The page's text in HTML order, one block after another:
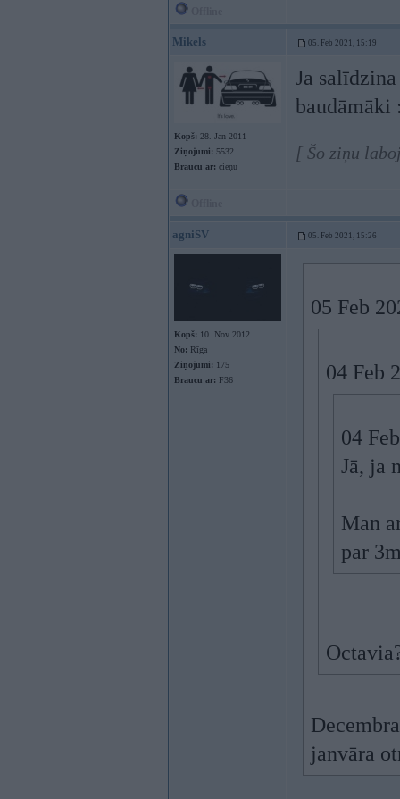
Mikels 05. Feb 2021, 15:19
Kopš: 28. Jan 2011
Ziņojumi: 5532
Braucu ar: cieņu
Ja
[ Šo ziņu
agniSV 05. Feb 2021, 15:26
Kopš: 10. Nov 2012
No: Rīga
Ziņojumi: 175
Braucu ar: F36
05 Feb
04 Feb
04
Jā, ja
Man
par
janvāra